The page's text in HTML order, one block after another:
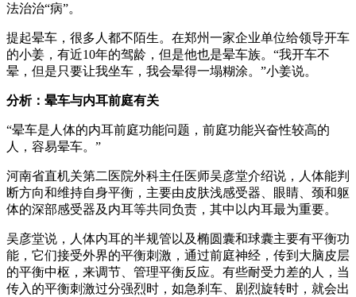
法治治“病”。
提起晕车，很多人都不陌生。在郑州一家企业单位给领导开车
的小姜，有近10年的驾龄，但是他也是晕车族。“我开车不
晕，但是只要让我坐车，我会晕得一塌糊涂。”小姜说。
分析：晕车与内耳前庭有关
“晕车是人体的内耳前庭功能问题，前庭功能兴奋性较高的
人，容易晕车。”
河南省直机关第二医院外科主任医师吴彦堂介绍说，人体能判
断方向和维持自身平衡，主要由皮肤浅感受器、眼睛、颈和躯
体的深部感受器及内耳等共同负责，其中以内耳最为重要。
吴彦堂说，人体内耳的半规管以及椭圆囊和球囊主要有平衡功
能，它们接受外界的平衡刺激，通过前庭神经，传到大脑皮层
的平衡中枢，来调节、管理平衡反应。有些耐受力差的人，当
传入的平衡刺激过分强烈时，如急刹车、剧烈旋转时，就会出